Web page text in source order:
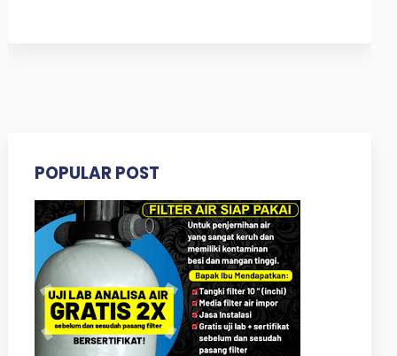
POPULAR POST